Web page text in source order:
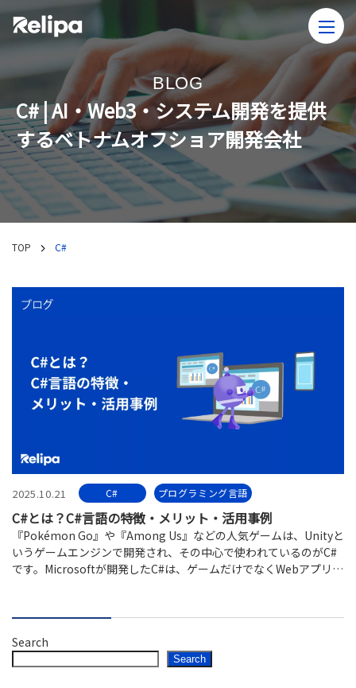
BLOG
C# | AI・Web3・システム開発を提供
するベトナムオフショア開発会社
TOP C#
2025.10.21 C# プログラミング言語
C#とは？C#言語の特徴・メリット・活用事例
『Pokémon Go』や『Among Us』などの人気ゲームは、Unityと
いうゲームエンジンで開発され、その中心で使われているのがC#
です。Microsoftが開発したC#は、ゲームだけでなくWebアプリや
Search
Search